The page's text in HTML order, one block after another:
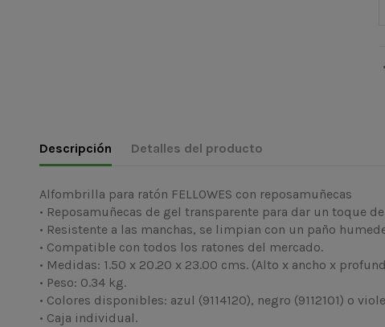
Descripción Detalles del producto
Alfombrilla para ratón FELLOWES con reposamuñecas
• Reposamuñecas de gel transparente para dar un toque
• Resistente a las manchas, se limpian con un paño
• Compatible con todos los ratones del mercado.
• Medidas: 1.50 x 20.20 x 23.00 cms. (Alto x ancho x
• Peso: 0.34 kg.
• Colores disponibles: azul (9114120), negro (9112101) o
• Caja individual.